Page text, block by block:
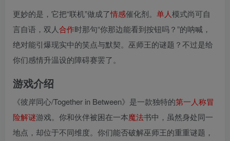
更妙的是，它把“联机”做成了情感催化剂。 单人模式尚可自
言自语，双人合作时那句“你那边能看到按钮吗？”的呐喊，
绝对能引爆现实中的笑点与默契。巫师王的谜题？不过是给
你们感情升温设的障碍赛罢了。
游戏介绍
《彼岸同心/Together in Between》是一款独特的第一人称冒
险解谜游戏。你和伙伴被困在一本魔法书中，虽然身处同一
地点，却位于不同维度。你们能否破解巫师王的重重谜题，